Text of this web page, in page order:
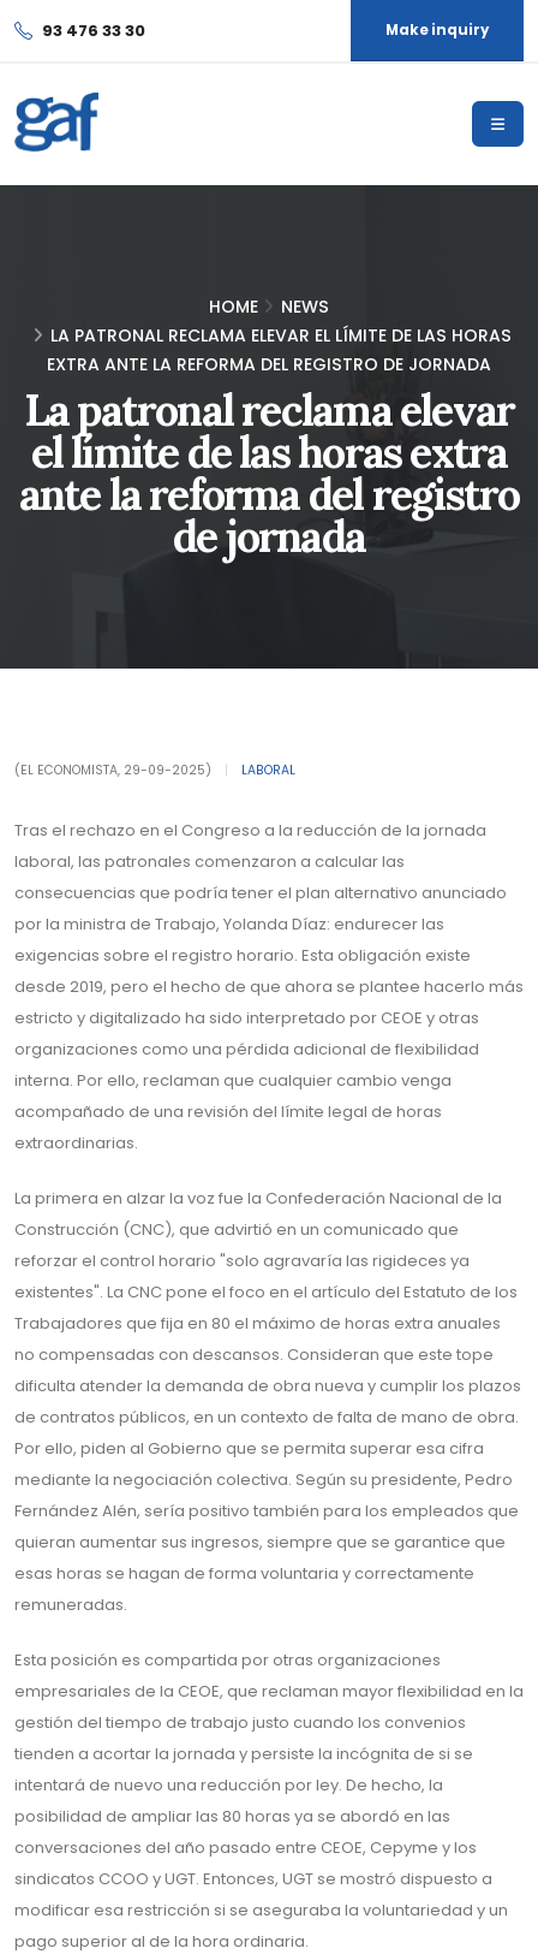
93 476 33 30 Make inquiry
HOME
NEWS
LA PATRONAL RECLAMA ELEVAR EL LÍMITE DE LAS HORAS
EXTRA ANTE LA REFORMA DEL REGISTRO DE JORNADA
La patronal reclama elevar
el límite de las horas extra
ante la reforma del registro
de jornada
(EL ECONOMISTA, 29-09-2025) LABORAL
Tras el rechazo en el Congreso a la reducción de la jornada
laboral, las patronales comenzaron a calcular las
consecuencias que podría tener el plan alternativo anunciado
por la ministra de Trabajo, Yolanda Díaz: endurecer las
exigencias sobre el registro horario. Esta obligación existe
desde 2019, pero el hecho de que ahora se plantee hacerlo más
estricto y digitalizado ha sido interpretado por CEOE y otras
organizaciones como una pérdida adicional de flexibilidad
interna. Por ello, reclaman que cualquier cambio venga
acompañado de una revisión del límite legal de horas
extraordinarias.
La primera en alzar la voz fue la Confederación Nacional de la
Construcción (CNC), que advirtió en un comunicado que
reforzar el control horario "solo agravaría las rigideces ya
existentes". La CNC pone el foco en el artículo del Estatuto de los
Trabajadores que fija en 80 el máximo de horas extra anuales
no compensadas con descansos. Consideran que este tope
dificulta atender la demanda de obra nueva y cumplir los plazos
de contratos públicos, en un contexto de falta de mano de obra.
Por ello, piden al Gobierno que se permita superar esa cifra
mediante la negociación colectiva. Según su presidente, Pedro
Fernández Alén, sería positivo también para los empleados que
quieran aumentar sus ingresos, siempre que se garantice que
esas horas se hagan de forma voluntaria y correctamente
remuneradas.
Esta posición es compartida por otras organizaciones
empresariales de la CEOE, que reclaman mayor flexibilidad en la
gestión del tiempo de trabajo justo cuando los convenios
tienden a acortar la jornada y persiste la incógnita de si se
intentará de nuevo una reducción por ley. De hecho, la
posibilidad de ampliar las 80 horas ya se abordó en las
conversaciones del año pasado entre CEOE, Cepyme y los
sindicatos CCOO y UGT. Entonces, UGT se mostró dispuesto a
modificar esa restricción si se aseguraba la voluntariedad y un
pago superior al de la hora ordinaria.